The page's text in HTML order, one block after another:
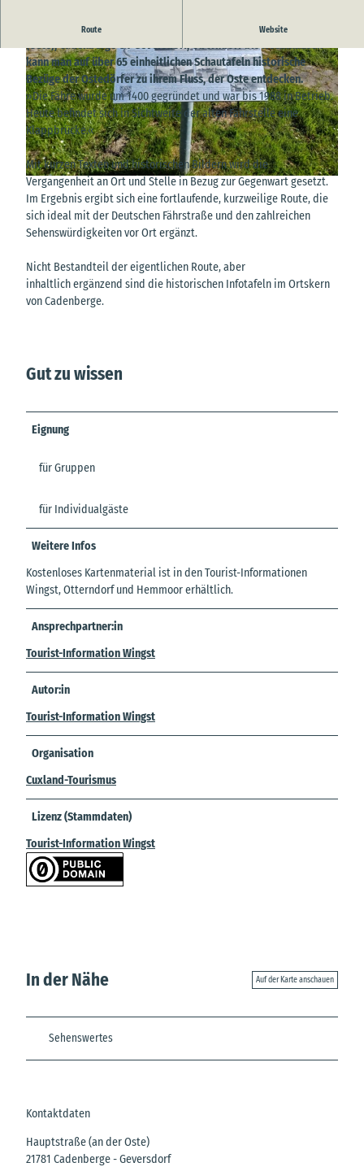
© Florian Trykowski | TI Wingst |CC-BY-SA
© TI Wingst, A. Brüning |CC-BY
Route Website
Entlang der historischen Ostedeichroute von Belum über Neuhaus
(Oste), Cadenberge OT Geversdorf, Oberndorf bis Hechthausen
kann man auf über 65 einheitlichen Schautafeln historische
Bezüge der Ostedörfer zu ihrem Fluss, der Oste entdecken.
»Die Fähre wurde um 1400 gegründet und war bis 1988 in Betrieb.
Heute befindet sich in Sichtweite der alten Fährstelle eine
Klappbrücke.«
Mit kurzen Texten und historischen Bildern wird die
Vergangenheit an Ort und Stelle in Bezug zur Gegenwart gesetzt.
Im Ergebnis ergibt sich eine fortlaufende, kurzweilige Route, die
sich ideal mit der Deutschen Fährstraße und den zahlreichen
Sehenswürdigkeiten vor Ort ergänzt.
Nicht Bestandteil der eigentlichen Route, aber
inhaltlich ergänzend sind die historischen Infotafeln im Ortskern
von Cadenberge.
Gut zu wissen
Eignung
für Gruppen
für Individualgäste
Weitere Infos
Kostenloses Kartenmaterial ist in den Tourist-Informationen
Wingst, Otterndorf und Hemmoor erhältlich.
Ansprechpartner:in
Tourist-Information Wingst
Autor:in
Tourist-Information Wingst
Organisation
Cuxland-Tourismus
Lizenz (Stammdaten)
Tourist-Information Wingst
In der Nähe Auf der Karte anschauen
Sehenswertes
Kontaktdaten
Hauptstraße (an der Oste)
21781 Cadenberge- Geversdorf